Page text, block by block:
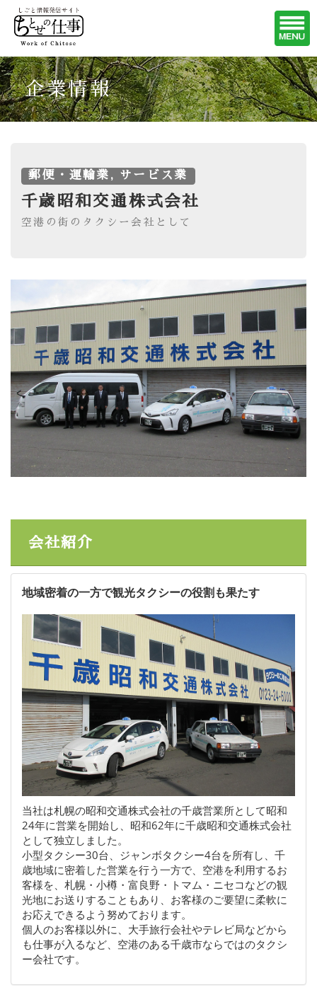
企業情報
郵便・運輸業, サービス業
千歳昭和交通株式会社
空港の街のタクシー会社として
会社紹介
地域密着の一方で観光タクシーの役割も果たす
当社は札幌の昭和交通株式会社の千歳営業所として昭和
24年に営業を開始し、昭和62年に千歳昭和交通株式会社
として独立しました。
小型タクシー30台、ジャンボタクシー4台を所有し、千
歳地域に密着した営業を行う一方で、空港を利用するお
客様を、札幌・小樽・富良野・トマム・ニセコなどの観
光地にお送りすることもあり、お客様のご要望に柔軟に
お応えできるよう努めております。
個人のお客様以外に、大手旅行会社やテレビ局などから
も仕事が入るなど、空港のある千歳市ならではのタクシ
ー会社です。